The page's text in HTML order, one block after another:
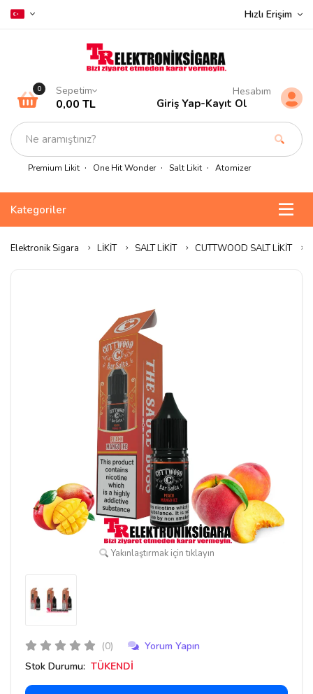
Hızlı Erişim
Premium Likit One Hit Wonder Salt Likit Atomizer
0 Sepetim
0,00 TL
Hesabım
Giriş Yap-Kayıt Ol
Kategoriler
Elektronik Sigara LİKİT SALT LİKİT CUTTWOOD SALT LİKİT
Yakınlaştırmak için tıklayın
(0)
Yorum Yapın
Stok Durumu: TÜKENDİ